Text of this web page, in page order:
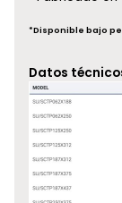
*Disponible bajo
Datos